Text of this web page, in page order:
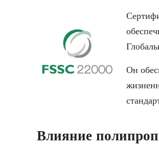
Он
Влияние